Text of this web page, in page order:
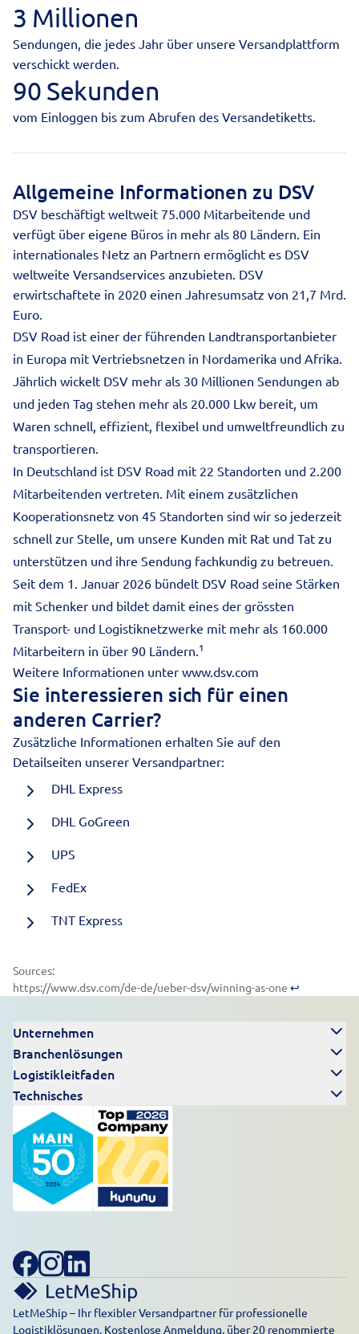
3 Millionen
Sendungen, die jedes Jahr über unsere Versandplattform
verschickt werden.
90 Sekunden
vom Einloggen bis zum Abrufen des Versandetiketts.
Allgemeine Informationen zu DSV
DSV beschäftigt weltweit 75.000 Mitarbeitende und
verfügt über eigene Büros in mehr als 80 Ländern. Ein
internationales Netz an Partnern ermöglicht es DSV
weltweite Versandservices anzubieten. DSV
erwirtschaftete in 2020 einen Jahresumsatz von 21,7 Mrd.
Euro.
DSV Road ist einer der führenden Landtransportanbieter
in Europa mit Vertriebsnetzen in Nordamerika und Afrika.
Jährlich wickelt DSV mehr als 30 Millionen Sendungen ab
und jeden Tag stehen mehr als 20.000 Lkw bereit, um
Waren schnell, effizient, flexibel und umweltfreundlich zu
transportieren.
In Deutschland ist DSV Road mit 22 Standorten und 2.200
Mitarbeitenden vertreten. Mit einem zusätzlichen
Kooperationsnetz von 45 Standorten sind wir so jederzeit
schnell zur Stelle, um unsere Kunden mit Rat und Tat zu
unterstützen und ihre Sendung fachkundig zu betreuen.
Seit dem 1. Januar 2026 bündelt DSV Road seine Stärken
mit Schenker und bildet damit eines der grössten
Transport- und Logistiknetzwerke mit mehr als 160.000
Mitarbeitern in über 90 Ländern.1
Weitere Informationen unter www.dsv.com
Sie interessieren sich für einen
anderen Carrier?
Zusätzliche Informationen erhalten Sie auf den
Detailseiten unserer Versandpartner:
DHL Express
DHL GoGreen
UPS
FedEx
TNT Express
Sources:
https://www.dsv.com/de-de/ueber-dsv/winning-as-one ↩︎
Unternehmen
Branchenlösungen
Logistikleitfaden
Technisches
LetMeShip – Ihr flexibler Versandpartner für professionelle
Logistiklösungen. Kostenlose Anmeldung, über 20 renommierte